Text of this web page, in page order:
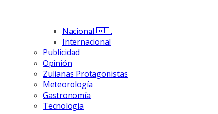
Nacional 🇻🇪
Internacional
Publicidad
Opinión
Zulianas Protagonistas
Meteorología
Gastronomía
Tecnología